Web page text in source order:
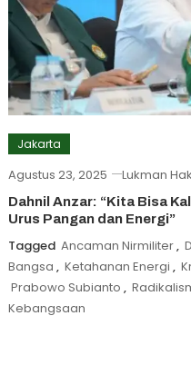
Jakarta
Agustus 23, 2025 Lukman
Dahnil Anzar: “Kita Bisa
Urus Pangan dan Energi”
Tagged Ancaman Nirmiliter,
Bangsa , Ketahanan Energi ,
Prabowo Subianto ,
Kebangsaan